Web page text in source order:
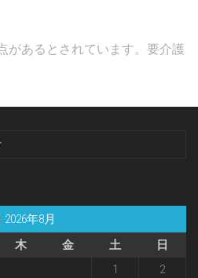
があるとされています。要介護
2026年8月
木 金 土
日
1
2